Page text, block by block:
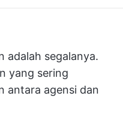
adalah segalanya.
yang sering
antara agensi dan